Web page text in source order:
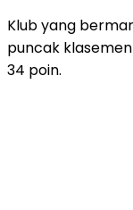
Klub yang
puncak
34 poin.